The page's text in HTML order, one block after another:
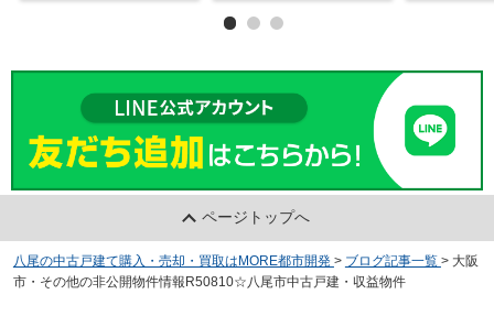
ページトップへ
八尾の中古戸建て購入・売却・買取はMORE都市開発 > ブログ記事一覧 > 大阪
市・その他の非公開物件情報R50810☆八尾市中古戸建・収益物件